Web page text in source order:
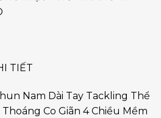
TIẾT
Nam Dài Tay Tackling Thể
Co Giãn 4 Chiều Mềm